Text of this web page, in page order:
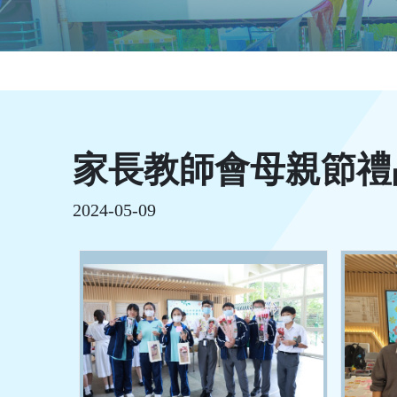
家長教師會母親節
2024-05-09